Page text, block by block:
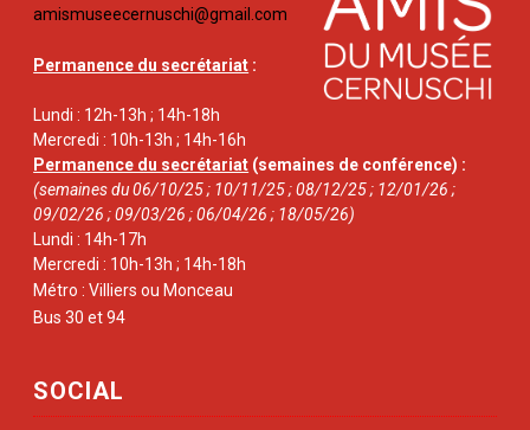
amismuseecernuschi@gmail.com
Permanence du secrétariat :
Lundi : 12h-13h ; 14h-18h
Mercredi : 10h-13h ; 14h-16h
Permanence du secrétariat (semaines de conférence) :
(semaines du 06/10/25 ; 10/11/25 ; 08/12/25 ; 12/01/26 ;
09/02/26 ; 09/03/26 ; 06/04/26 ; 18/05/26)
Lundi : 14h-17h
Mercredi : 10h-13h ; 14h-18h
Métro : Villiers ou Monceau
Bus 30 et 94
SOCIAL